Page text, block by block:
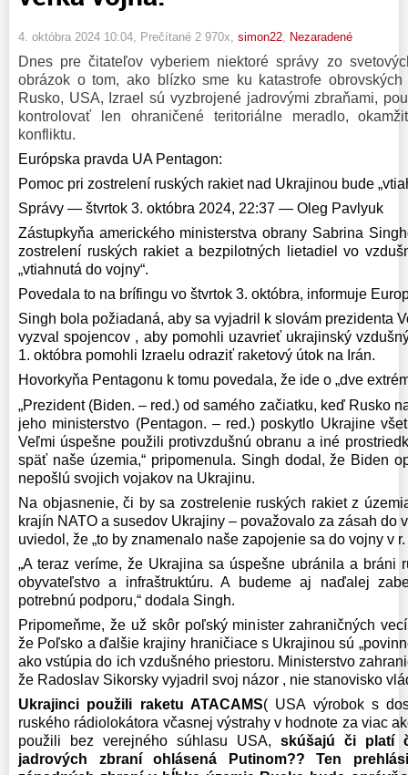
4. októbra 2024 10:04 , Prečítané 2 970x, simon22 Nezaradené
Dnes pre čitateľov vyberiem niektoré správy zo
obrázok o tom, ako blízko sme ku katastrofe obrovských
Rusko, USA, Izrael sú vyzbrojené jadrovými zbraňami,
kontrolovať len ohraničené teritoriálne meradlo,
konfliktu.
Európska pravda UA Pentagon:
Pomoc pri zostrelení ruských rakiet nad Ukrajinou bude
Správy — štvrtok 3. októbra 2024, 22:37 — Oleg Pavlyuk
Zástupkyňa amerického ministerstva obrany Sabrina
zostrelení ruských rakiet a bezpilotných lietadiel vo
„vtiahnutá do vojny“.
Povedala to na brífingu vo štvrtok 3. októbra, informuje
Singh bola požiadaná, aby sa vyjadril k slovám prezidenta
vyzval spojencov , aby pomohli uzavrieť ukrajinský
1. októbra pomohli Izraelu odraziť raketový útok na Irán.
Hovorkyňa Pentagonu k tomu povedala, že ide o „dve
„Prezident (Biden. – red.) od samého začiatku, keď Rusko
jeho ministerstvo (Pentagon. – red.) poskytlo Ukrajine
Veľmi úspešne použili protivzdušnú obranu a iné
späť naše územia,“ pripomenula. Singh dodal, že Biden
nepošlú svojich vojakov na Ukrajinu.
Na objasnenie, či by sa zostrelenie ruských rakiet z
krajín NATO a susedov Ukrajiny – považovalo za zásah do
uviedol, že „to by znamenalo naše zapojenie sa do vojny v
„A teraz veríme, že Ukrajina sa úspešne ubránila a bráni
obyvateľstvo a infraštruktúru. A budeme aj naďalej
potrebnú podporu,“ dodala Singh.
Pripomeňme, že už skôr poľský minister zahraničných
že Poľsko a ďalšie krajiny hraničiace s Ukrajinou sú
ako vstúpia do ich vzdušného priestoru. Ministerstvo
že Radoslav Sikorsky vyjadril svoj názor , nie stanovisko
Ukrajinci použili raketu ATACAMS( USA výrobok s
ruského rádiolokátora včasnej výstrahy v hodnote za viac
použili bez verejného súhlasu USA, skúšajú či platí
jadrových zbraní ohlásená Putinom?? Ten